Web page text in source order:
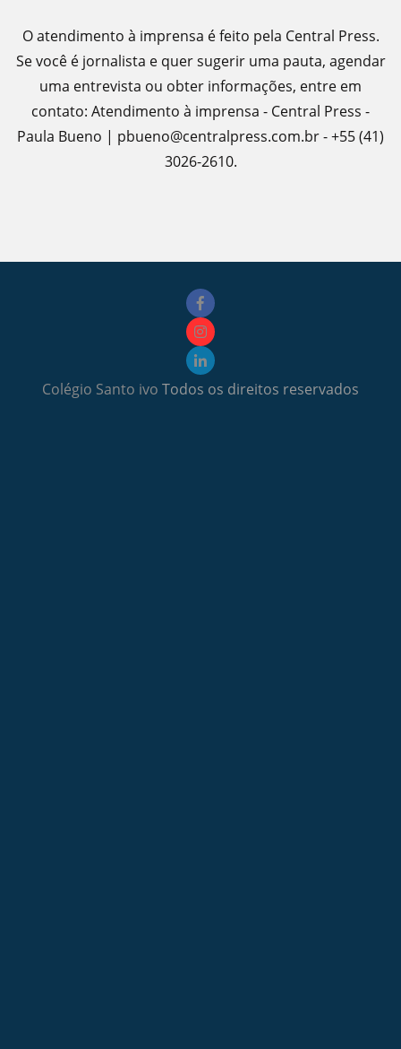
O atendimento à imprensa é feito pela Central Press.
Se você é jornalista e quer sugerir uma pauta, agendar
uma entrevista ou obter informações, entre em
contato: Atendimento à imprensa - Central Press -
Paula Bueno | pbueno@centralpress.com.br - +55 (41)
3026-2610.
Colégio Santo ivo Todos os direitos reservados